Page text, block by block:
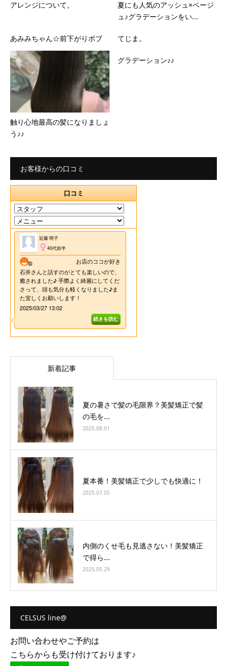
アレンジについて。
夏にも人気のアッシュ×ベージ
ュ♪グラデーションをい...
あみみちゃん☆前下がりボブ てじま。
触り心地最高の髪になりましょ
う♪♪
グラデーション♪♪
お客様からの口コミ
新着記事
夏の暑さで髪の毛限界？美髪矯正で髪
の毛を...
2025.08.01
夏本番！美髪矯正で少しでも快適に！
2025.07.05
内側のくせ毛も見逃さない！美髪矯正
で得ら...
2025.05.29
CELSUS line@
お問い合わせやご予約は
こちらからも受け付けております♪